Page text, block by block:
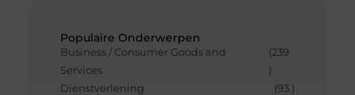
Populaire Onderwerpen
Business / Consumer Goods and
Services
(239
)
Dienstverlening
(93 )